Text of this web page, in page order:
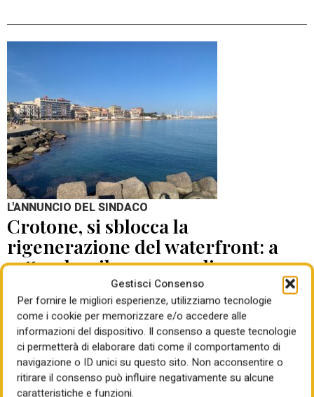
Gestisci Consenso
Per fornire le migliori esperienze, utilizziamo tecnologie
come i cookie per memorizzare e/o accedere alle
informazioni del dispositivo. Il consenso a queste tecnologie
ci permetterà di elaborare dati come il comportamento di
navigazione o ID unici su questo sito. Non acconsentire o
ritirare il consenso può influire negativamente su alcune
caratteristiche e funzioni.
L'ANNUNCIO DEL SINDACO
Crotone, si sblocca la
rigenerazione del waterfront: a
settembre il concorso di
progettazione
05 Ago 2026 di Mauro Giansante